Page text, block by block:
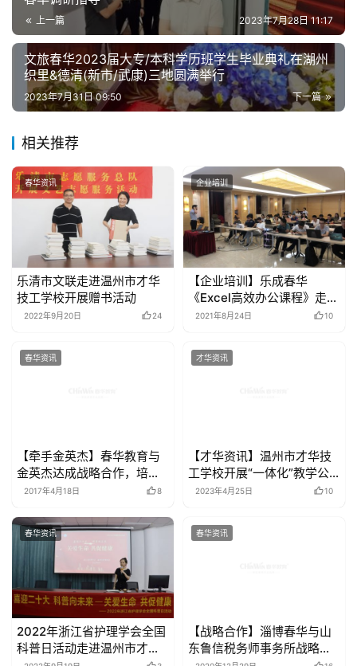
上一篇 2023年7月28日 11:17
文旅春华2023届大专/本科学历班学生毕业典礼在湖州
织里&德清(新市/武康)三地圆满举行
下一篇
2023年7月31日 09:50
相关推荐
春华资讯
乐清市文联走进温州市才华
技工学校开展赠书活动
2022年9月20日 24
企业培训
【企业培训】乐成春华
《Excel高效办公课程》走进
永固集团
2021年8月24日 10
春华资讯
【牵手金英杰】春华教育与
金英杰达成战略合作，培养
职业医师人才
2017年4月18日 8
才华资讯
【才华资讯】温州市才华技
工学校开展“一体化”教学公
开示范课
2023年4月25日 10
春华资讯
2022年浙江省护理学会全国
科普日活动走进温州市才华
春华资讯
【战略合作】淄博春华与山
东鲁信税务师事务所战略合